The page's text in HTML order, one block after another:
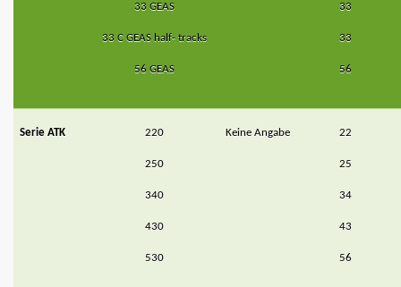
33 GEAS
33 C GEAS half- tracks
56 GEAS
33
33
56
Serie ATK 220
250
340
430
530
Keine Angabe 22
25
34
43
56